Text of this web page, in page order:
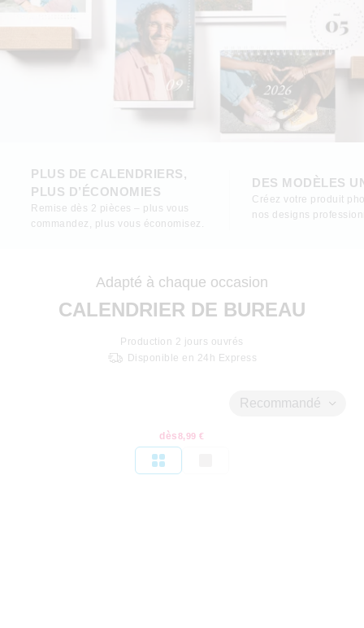
PLUS DE CALENDRIERS,
PLUS D’ÉCONOMIES
Remise dès 2 pièces – plus vous
commandez, plus vous économisez.
DES MODÈLES
Créez votre produit
nos designs
Adapté à chaque occasion
CALENDRIER DE BUREAU
Production 2 jours ouvrés
Disponible en 24h Express
Recommandé
dès8,99 €